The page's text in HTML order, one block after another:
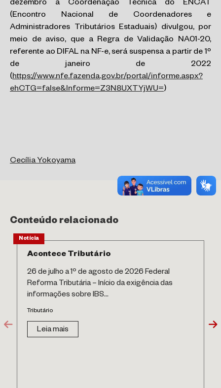
dezembro a Coordenação Técnica do ENCAT
(Encontro Nacional de Coordenadores e
Administradores Tributários Estaduais) divulgou, por
meio de aviso, que a Regra de Validação NA01-20,
referente ao DIFAL na NF-e, será suspensa a partir de 1º
de janeiro de 2022
(https://www.nfe.fazenda.gov.br/portal/informe.aspx?
ehCTG=false&Informe=Z3N8UXTYjWU=)
Cecília Yokoyama
Conteúdo relacionado
Notícia
Acontece Tributário
26 de julho a 1º de agosto de 2026 Federal
Reforma Tributária – Início da exigência das
informações sobre IBS...
Tributário
Leia mais